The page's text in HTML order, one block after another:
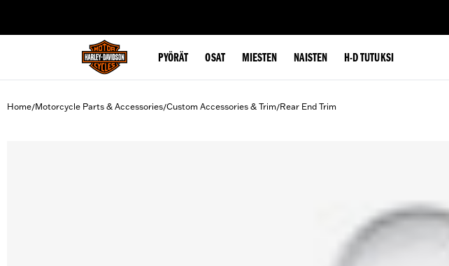
PYÖRÄT OSAT MIESTEN NAISTEN H-D TUTUKSI
Home/Motorcycle Parts & Accessories/Custom Accessories & Trim/Rear End Trim